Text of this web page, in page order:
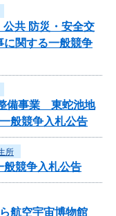
共 防災・安全交
に関する一般競争
備事業 東蛇池地
般競争入札公告
所
般競争入札公告
航空宇宙博物館